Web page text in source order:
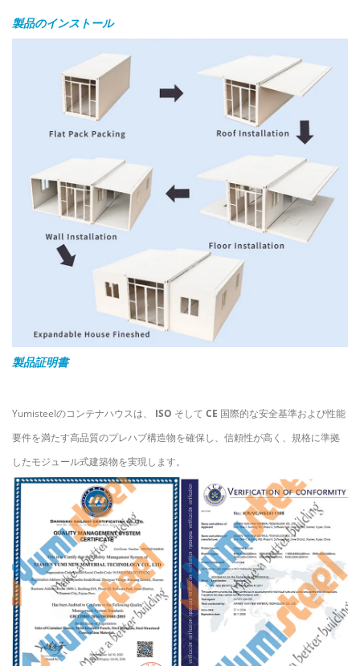
製品のインストール
製品証明書
Yumisteelのコンテナハウスは、 ISO そして CE 国際的な安全基準および性能
要件を満たす高品質のプレハブ構造物を確保し、信頼性が高く、規格に準拠
したモジュール式建築物を実現します。